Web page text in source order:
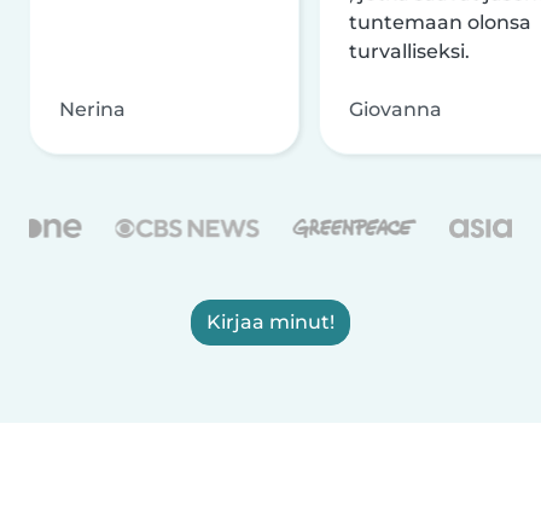
Nerina
tuntemaan olonsa
turvalliseksi.
Giovanna
Kirjaa minut!